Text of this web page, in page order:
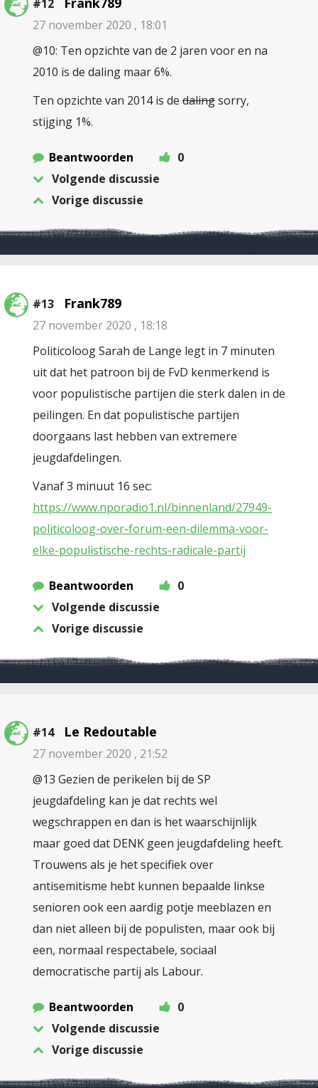
#12
27 november 2020 , 18:01
@10: Ten opzichte van de 2 jaren voor en na
2010 is de daling maar 6%.
Ten opzichte van 2014 is de dalingsorry,
stijging 1%.
Beantwoorden
0
Volgende discussie
Vorige discussie
#13 Frank789
27 november 2020 , 18:18
Politicoloog Sarah de Lange legt in 7 minuten
uit dat het patroon bij de FvD kenmerkend is
voor populistische partijen die sterk dalen in de
peilingen. En dat populistische partijen
doorgaans last hebben van extremere
jeugdafdelingen.
Vanaf 3 minuut 16 sec:
https://www.nporadio1.nl/binnenland/27949-
politicoloog-over-forum-een-dilemma-voor-
elke-populistische-rechts-radicale-partij
Beantwoorden
0
Volgende discussie
Vorige discussie
#14 Le Redoutable
27 november 2020 , 21:52
@13 Gezien de perikelen bij de SP
jeugdafdeling kan je dat rechts wel
wegschrappen en dan is het waarschijnlijk
maar goed dat DENK geen jeugdafdeling heeft.
Trouwens als je het specifiek over
antisemitisme hebt kunnen bepaalde linkse
senioren ook een aardig potje meeblazen en
dan niet alleen bij de populisten, maar ook bij
een, normaal respectabele, sociaal
democratische partij als Labour.
Beantwoorden
0
Volgende discussie
Vorige discussie